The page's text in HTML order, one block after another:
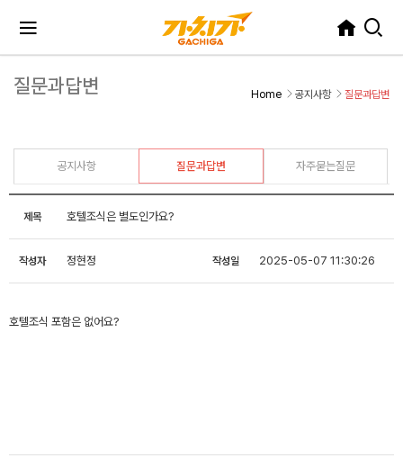
질문과답변 Home 공지사항 질문과답변
공지사항 질문과답변 자주묻는질문
제목 호텔조식은 별도인가요?
작성자 정현정 작성일 2025-05-07 11:30:26
호텔조식 포함은 없어요?